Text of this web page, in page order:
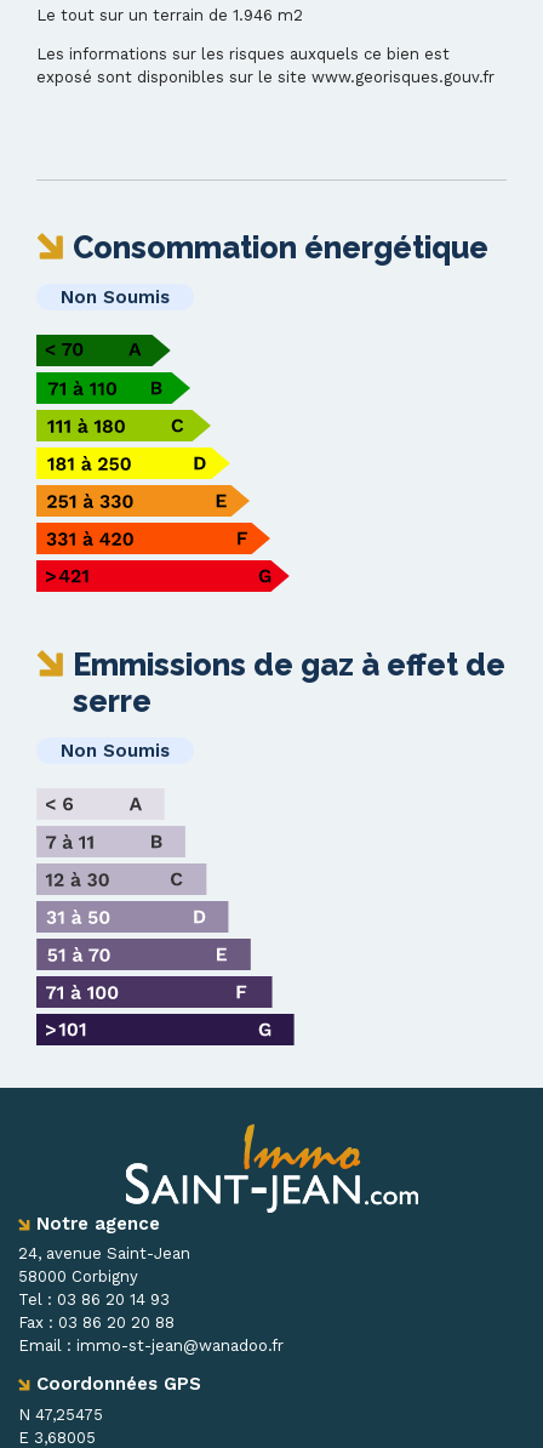
Le tout sur un terrain de 1.946 m2
Les informations sur les risques auxquels ce bien est
exposé sont disponibles sur le site www.georisques.gouv.fr
Consommation énergétique
Non Soumis
Emmissions de gaz à effet de
serre
Non Soumis
Notre agence
24, avenue Saint-Jean
58000 Corbigny
Tel : 03 86 20 14 93
Fax : 03 86 20 20 88
Email : immo-st-jean@wanadoo.fr
Coordonnées GPS
N 47,25475
E 3,68005